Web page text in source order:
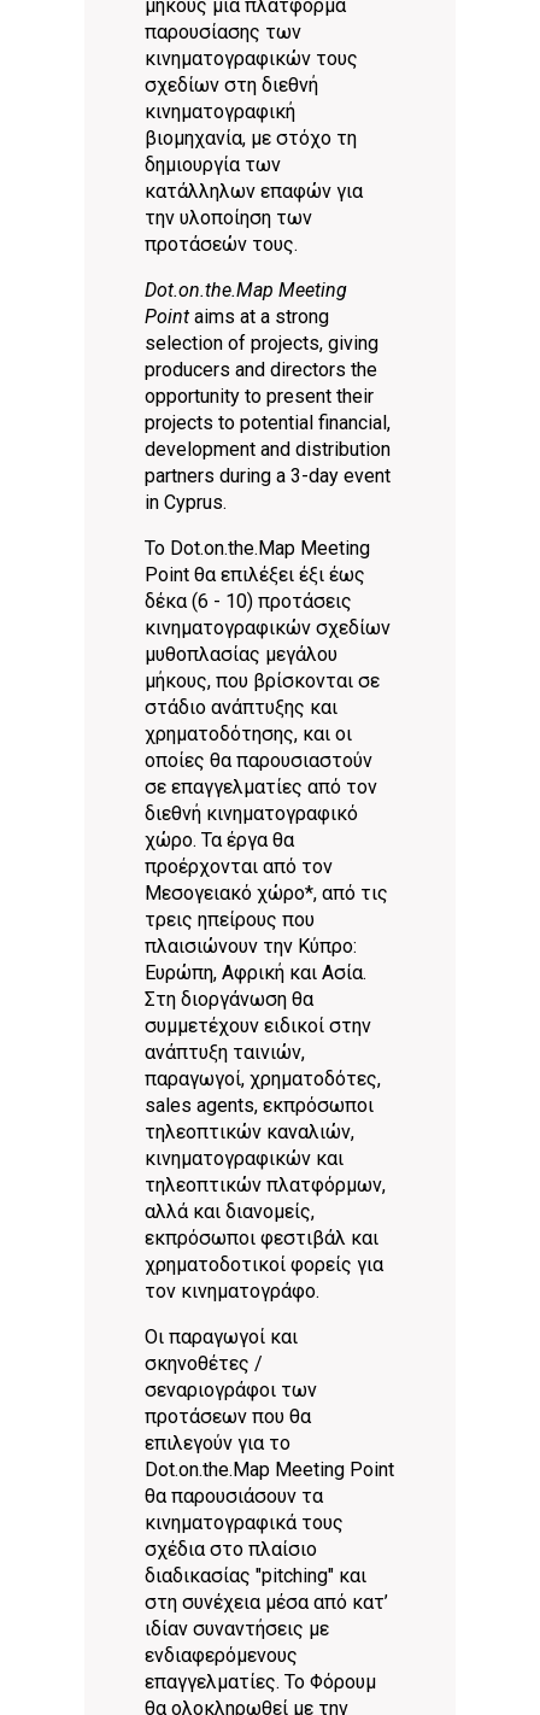
μήκους μια πλατφόρμα
παρουσίασης των
κινηματογραφικών τους
σχεδίων στη διεθνή
κινηματογραφική
βιομηχανία, με στόχο τη
δημιουργία των
κατάλληλων επαφών για
την υλοποίηση των
προτάσεών τους.
Dot.on.the.Map Meeting
Point aims at a strong
selection of projects, giving
producers and directors the
opportunity to present their
projects to potential financial,
development and distribution
partners during a 3-day event
in Cyprus.
Το Dot.on.the.Map Meeting
Point θα επιλέξει έξι έως
δέκα (6 - 10) προτάσεις
κινηματογραφικών σχεδίων
μυθοπλασίας μεγάλου
μήκους, που βρίσκονται σε
στάδιο ανάπτυξης και
χρηματοδότησης, και οι
οποίες θα παρουσιαστούν
σε επαγγελματίες από τον
διεθνή κινηματογραφικό
χώρο. Τα έργα θα
προέρχονται από τoν
Mεσογειακό χώρο*, από τις
τρεις ηπείρους που
πλαισιώνουν την Κύπρο:
Ευρώπη, Αφρική και Ασία.
Στη διοργάνωση θα
συμμετέχουν ειδικοί στην
ανάπτυξη ταινιών,
παραγωγοί, χρηματοδότες,
sales agents, εκπρόσωποι
τηλεοπτικών καναλιών,
κινηματογραφικών και
τηλεοπτικών πλατφόρμων,
αλλά και διανομείς,
εκπρόσωποι φεστιβάλ και
χρηματοδοτικοί φορείς για
τον κινηματογράφο.
Oι παραγωγοί και
σκηνοθέτες /
σεναριογράφοι των
προτάσεων που θα
επιλεγούν για το
Dot.on.the.Map Meeting Point
θα παρουσιάσουν τα
κινηματογραφικά τους
σχέδια στο πλαίσιο
διαδικασίας "pitching" και
στη συνέχεια μέσα από κατ’
ιδίαν συναντήσεις με
ενδιαφερόμενους
επαγγελματίες. Το Φόρουμ
θα ολοκληρωθεί με την